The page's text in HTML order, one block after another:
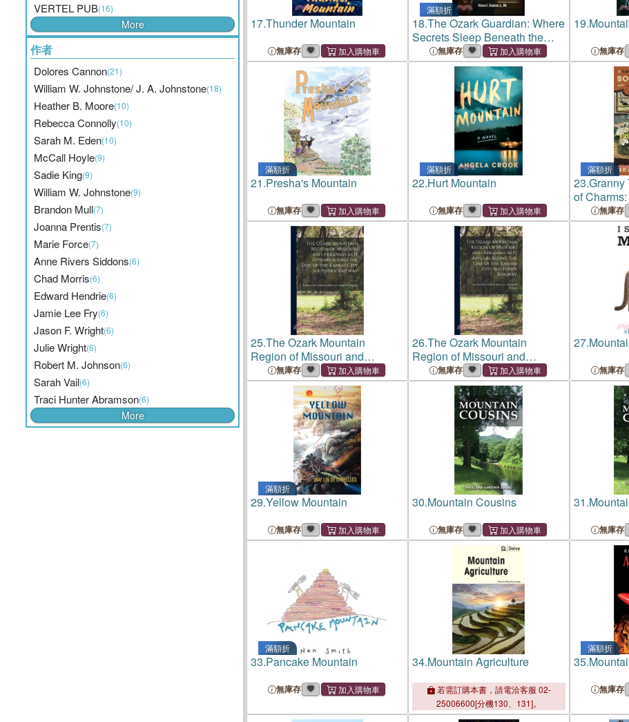
VERTEL PUB(16)
More
作者
Dolores Cannon(21)
William W. Johnstone/ J. A. Johnstone(18)
Heather B. Moore(10)
Rebecca Connolly(10)
Sarah M. Eden(10)
McCall Hoyle(9)
Sadie King(9)
William W. Johnstone(9)
Brandon Mull(7)
Joanna Prentis(7)
Marie Force(7)
Anne Rivers Siddons(6)
Chad Morris(6)
Edward Hendrie(6)
Jamie Lee Fry(6)
Jason F. Wright(6)
Julie Wright(6)
Robert M. Johnson(6)
Sarah Vail(6)
Traci Hunter Abramson(6)
More
17.Thunder Mountain
無庫存
滿額折
18.The Ozark Guardian: Where
Secrets Sleep Beneath the
Pines無庫存
19.
無庫存
滿額折
21.Presha's Mountain
無庫存
滿額折
22.Hurt Mountain
無庫存
滿額折
23.Granny
of
from the
無庫存
25.The Ozark Mountain
Region of Missouri and
Arkansas as it Appears Along
the Line of the Kansas City
Southern Railway
無庫存
26.The Ozark Mountain
Region of Missouri and
Arkansas as it Appears Along
the Line of the Kansas City
Southern Railway
無庫存
27.
無庫存
滿額折
29.Yellow Mountain
無庫存
30.Mountain Cousins
無庫存
31.
無庫存
滿額折
33.Pancake Mountain
無庫存
34.Mountain Agriculture
若需訂購本書，請電洽客服 02-
25006600[分機130、131]。
滿額折
35.
無庫存